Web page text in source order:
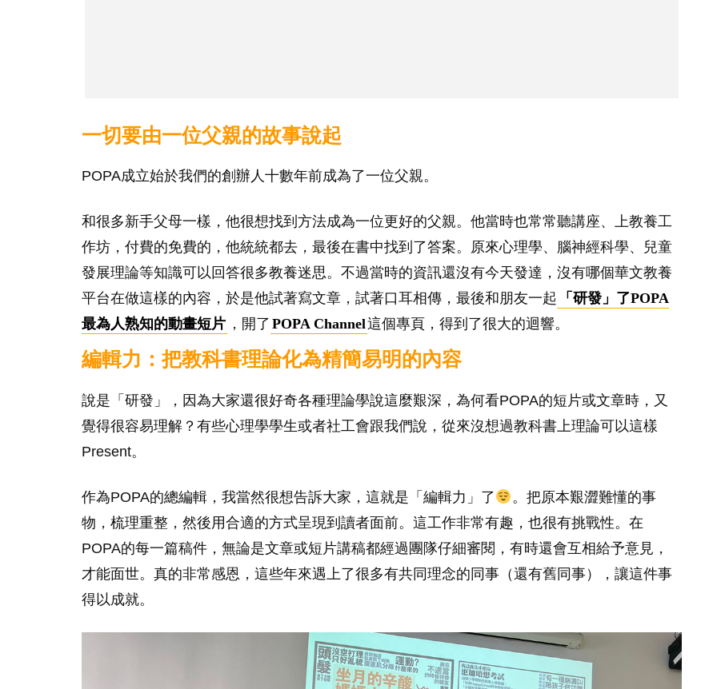
一切要由一位父親的故事說起
POPA成立始於我們的創辦人十數年前成為了一位父親。
和很多新手父母一樣，他很想找到方法成為一位更好的父親。他當時也常常聽講座、上教養工
作坊，付費的免費的，他統統都去，最後在書中找到了答案。原來心理學、腦神經科學、兒童
發展理論等知識可以回答很多教養迷思。不過當時的資訊還沒有今天發達，沒有哪個華文教養
平台在做這樣的內容，於是他試著寫文章，試著口耳相傳，最後和朋友一起
「研發」了POPA
最為人熟知的動畫短片 ，開了 POPA Channel這個專頁，得到了很大的迴響。
編輯力：把教科書理論化為精簡易明的內容
說是「研發」，因為大家還很好奇各種理論學說這麼艱深，為何看POPA的短片或文章時，又
覺得很容易理解？有些心理學學生或者社工會跟我們說，從來沒想過教科書上理論可以這樣
Present。
作為POPA的總編輯，我當然很想告訴大家，這就是「編輯力」了
。把原本艱澀難懂的事
物，梳理重整，然後用合適的方式呈現到讀者面前。這工作非常有趣，也很有挑戰性。在
POPA的每一篇稿件，無論是文章或短片講稿都經過團隊仔細審閱，有時還會互相給予意見，
才能面世。真的非常感恩，這些年來遇上了很多有共同理念的同事（還有舊同事），讓這件事
得以成就。